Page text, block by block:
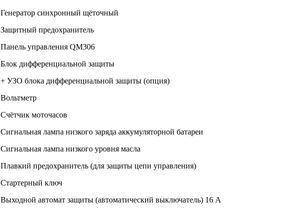
Генератор синхронный щёточный
Защитный предохранитель
Панель управления QM306
Блок дифференциальной защиты
+ УЗО блока дифференциальной защиты (опция)
Вольтметр
Счётчик моточасов
Сигнальная лампа низкого заряда аккумуляторной батареи
Сигнальная лампа низкого уровня масла
Плавкий предохранитель (для защиты цепи управления)
Стартерный ключ
Выходной автомат защиты (автоматический выключатель) 16 А